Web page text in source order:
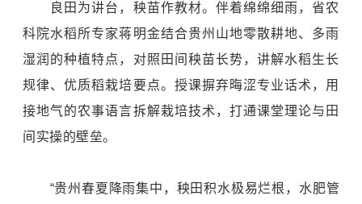
良田为讲台，秧苗作教材。伴着绵绵细雨，省农
科院水稻所专家蒋明金结合贵州山地零散耕地、多雨
湿润的种植特点，对照田间秧苗长势，讲解水稻生长
规律、优质稻栽培要点。授课摒弃晦涩专业话术，用
接地气的农事语言拆解栽培技术，打通课堂理论与田
间实操的壁垒。
“贵州春夏降雨集中，秧田积水极易烂根，水肥管